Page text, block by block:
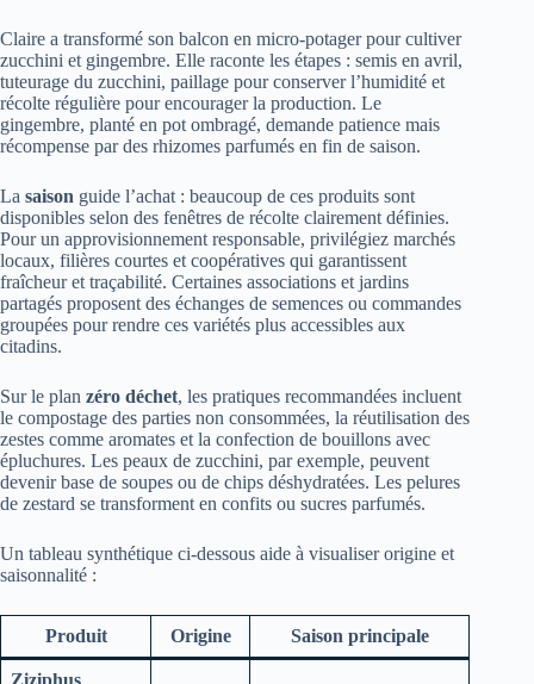
Claire a transformé son balcon en micro-potager pour cultiver
zucchini et gingembre. Elle raconte les étapes : semis en avril,
tuteurage du zucchini, paillage pour conserver l’humidité et
récolte régulière pour encourager la production. Le
gingembre, planté en pot ombragé, demande patience mais
récompense par des rhizomes parfumés en fin de saison.
La saison guide l’achat : beaucoup de ces produits sont
disponibles selon des fenêtres de récolte clairement définies.
Pour un approvisionnement responsable, privilégiez marchés
locaux, filières courtes et coopératives qui garantissent
fraîcheur et traçabilité. Certaines associations et jardins
partagés proposent des échanges de semences ou commandes
groupées pour rendre ces variétés plus accessibles aux
citadins.
Sur le plan zéro déchet, les pratiques recommandées incluent
le compostage des parties non consommées, la réutilisation des
zestes comme aromates et la confection de bouillons avec
épluchures. Les peaux de zucchini, par exemple, peuvent
devenir base de soupes ou de chips déshydratées. Les pelures
de zestard se transforment en confits ou sucres parfumés.
Un tableau synthétique ci‑dessous aide à visualiser origine et
saisonnalité :
Produit Origine Saison principale
Ziziphus